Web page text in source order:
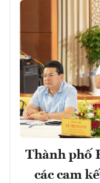
Thành phố
các cam